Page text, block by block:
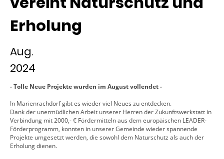
Erholung
Aug.
2024
- Tolle Neue Projekte wurden im August vollendet -
In Marienrachdorf gibt es wieder viel Neues zu entdecken.
Dank der unermüdlichen Arbeit unserer Herren der Zukunftswerkstatt in
Verbindung mit 2000,- € Fördermitteln aus dem europäischen LEADER-
Förderprogramm, konnten in unserer Gemeinde wieder spannende
Projekte umgesetzt werden, die sowohl dem Naturschutz als auch der
Erholung dienen.